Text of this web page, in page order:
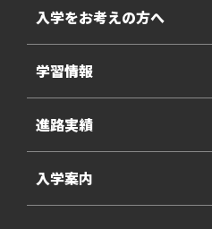
入学をお考えの方へ
学習情報
進路実績
入学案内